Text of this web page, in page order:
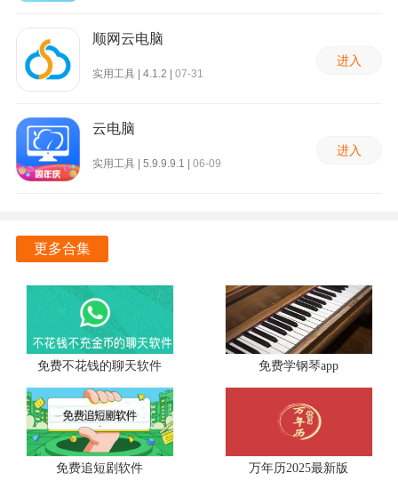
顺网云电脑
实用工具 | 4.1.2 | 07-31
进入
云电脑
实用工具 | 5.9.9.9.1 | 06-09
进入
更多合集
免费不花钱的聊天软件 免费学钢琴app
免费追短剧软件 万年历2025最新版